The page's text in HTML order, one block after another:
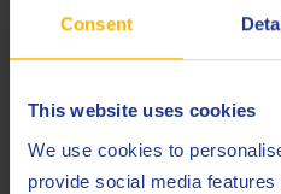
Consent
This website uses cookies
We use cookies to
provide social media
MB
Voith